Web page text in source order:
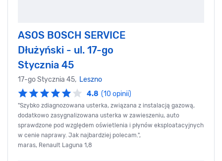
ASOS BOSCH SERVICE
Dłużyński - ul. 17-go
Stycznia 45
17-go Stycznia 45, Leszno
4.8 (10 opinii)
"Szybko zdiagnozowana usterka, związana z instalacją gazową,
dodatkowo zasygnalizowana usterka w zawieszeniu, auto
sprawdzone pod względem oświetlenia i płynów eksploatacyjnych
w cenie naprawy. Jak najbardziej polecam.",
maras, Renault Laguna 1,8